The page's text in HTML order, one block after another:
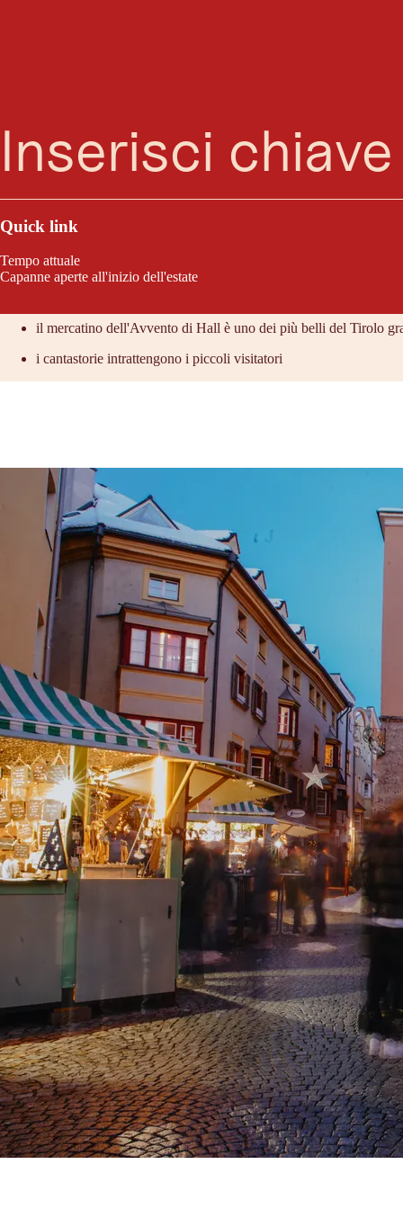
Quick link
Tempo attuale
Capanne aperte all'inizio dell'estate
Le piazze e i vicoli medievali di Hall sembrano fatti apposta per la
bancarelle di artigianato e specialità culinarie diffondono un'atmosfera
il mercatino dell'Avvento di Hall è uno dei più belli del Tirolo
i cantastorie intrattengono i piccoli visitatori